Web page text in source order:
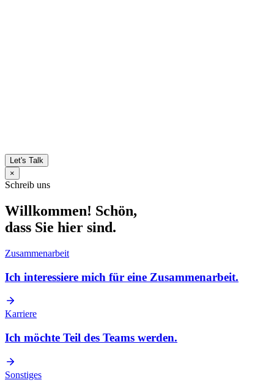
Let's Talk
×
Schreib uns
Willkommen! Schön,
dass Sie hier sind.
Zusammenarbeit
Ich interessiere mich für eine Zusammenarbeit.
Karriere
Ich möchte Teil des Teams werden.
Sonstiges